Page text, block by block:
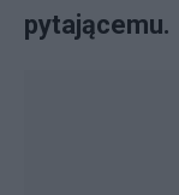
pytającemu.